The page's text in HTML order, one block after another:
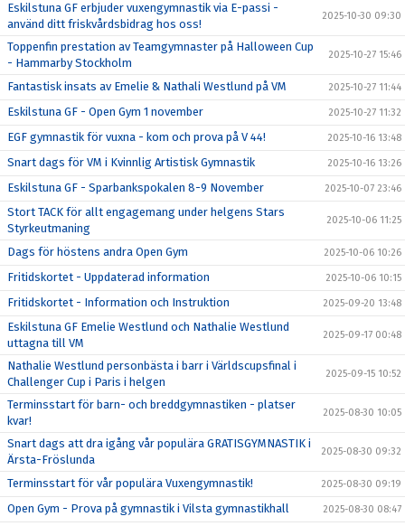
Eskilstuna GF erbjuder vuxengymnastik via E-passi -
använd ditt friskvårdsbidrag hos oss!
2025-10-30 09:30
Toppenfin prestation av Teamgymnaster på Halloween Cup
- Hammarby Stockholm
2025-10-27 15:46
Fantastisk insats av Emelie & Nathali Westlund på VM 2025-10-27 11:44
Eskilstuna GF - Open Gym 1 november 2025-10-27 11:32
EGF gymnastik för vuxna - kom och prova på V 44! 2025-10-16 13:48
Snart dags för VM i Kvinnlig Artistisk Gymnastik 2025-10-16 13:26
Eskilstuna GF - Sparbankspokalen 8-9 November 2025-10-07 23:46
Stort TACK för allt engagemang under helgens Stars
Styrkeutmaning
2025-10-06 11:25
Dags för höstens andra Open Gym 2025-10-06 10:26
Fritidskortet - Uppdaterad information 2025-10-06 10:15
Fritidskortet - Information och Instruktion 2025-09-20 13:48
Eskilstuna GF Emelie Westlund och Nathalie Westlund
uttagna till VM
2025-09-17 00:48
Nathalie Westlund personbästa i barr i Världscupsfinal i
Challenger Cup i Paris i helgen
2025-09-15 10:52
Terminsstart för barn- och breddgymnastiken - platser
kvar!
2025-08-30 10:05
Snart dags att dra igång vår populära GRATISGYMNASTIK i
Ärsta-Fröslunda
2025-08-30 09:32
Terminsstart för vår populära Vuxengymnastik! 2025-08-30 09:19
Open Gym - Prova på gymnastik i Vilsta gymnastikhall 2025-08-30 08:47